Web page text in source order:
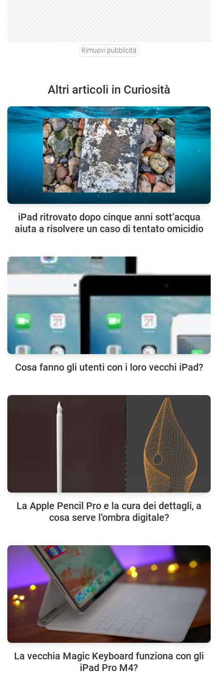
Rimuovi pubblicità
Altri articoli in Curiosità
iPad ritrovato dopo cinque anni sott’acqua
aiuta a risolvere un caso di tentato omicidio
Cosa fanno gli utenti con i loro vecchi iPad?
La Apple Pencil Pro e la cura dei dettagli, a
cosa serve l’ombra digitale?
La vecchia Magic Keyboard funziona con gli
iPad Pro M4?